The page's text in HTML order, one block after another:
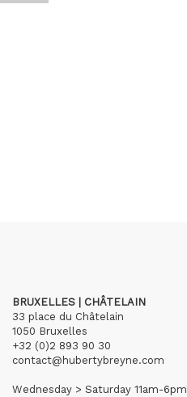
BRUXELLES | CHÂTELAIN
33 place du Châtelain
1050 Bruxelles
+32 (0)2 893 90 30
contact@hubertybreyne.com
Wednesday > Saturday 11am-6pm